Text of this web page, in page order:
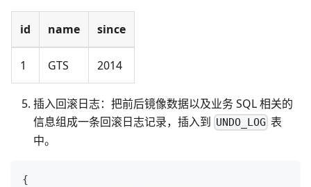
id name since
1 GTS 2014
插入回滚日志：把前后镜像数据以及业务 SQL 相关的
信息组成一条回滚日志记录，插入到 UNDO_LOG 表
中。
{